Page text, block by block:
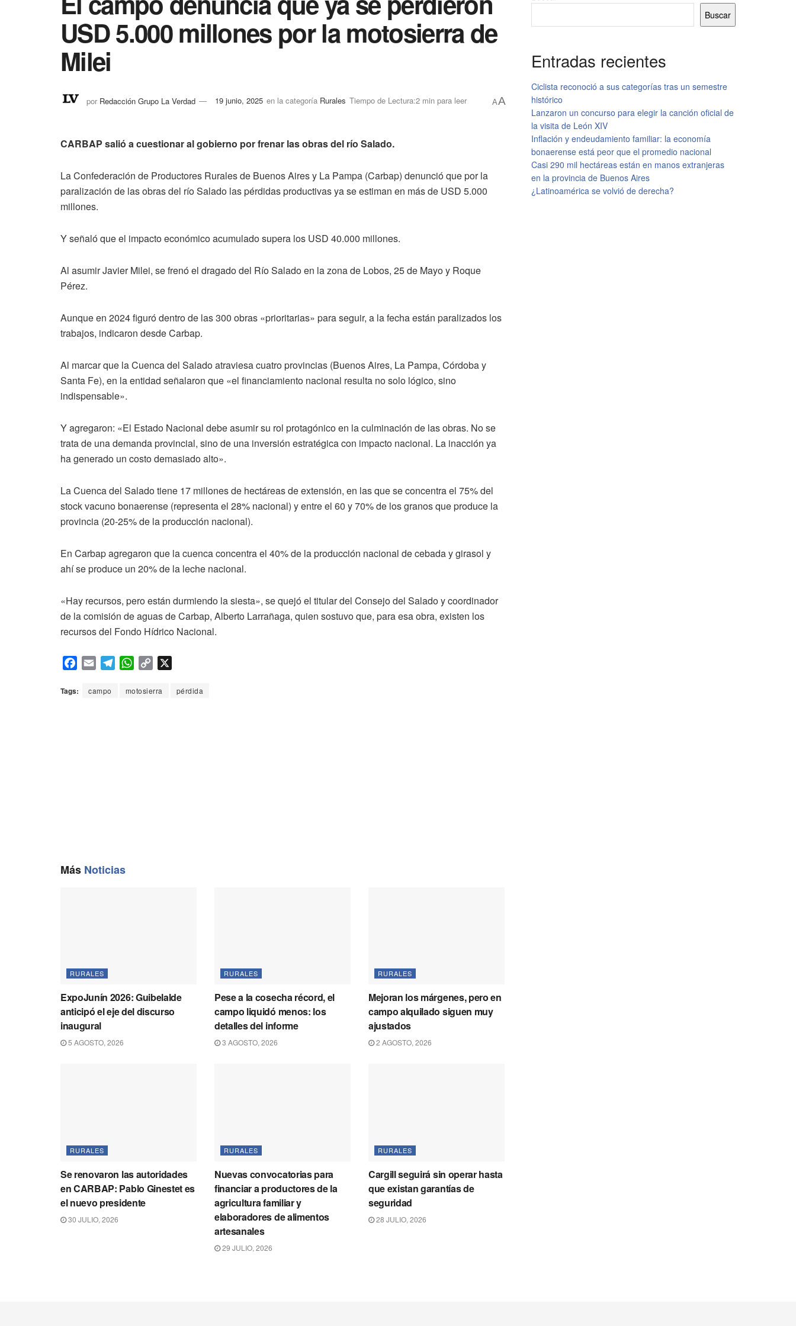
USD 5.000 millones por la motosierra de
Milei
por Redacción Grupo La Verdad 19 junio, 2025 en la categoría Rurales Tiempo de Lectura:2 min para leer AA
CARBAP salió a cuestionar al gobierno por frenar las obras del río Salado.
La Confederación de Productores Rurales de Buenos Aires y La Pampa (Carbap) denunció que por la
paralización de las obras del río Salado las pérdidas productivas ya se estiman en más de USD 5.000
millones.
Y señaló que el impacto económico acumulado supera los USD 40.000 millones.
Al asumir Javier Milei, se frenó el dragado del Río Salado en la zona de Lobos, 25 de Mayo y Roque
Pérez.
Aunque en 2024 figuró dentro de las 300 obras «prioritarias» para seguir, a la fecha están paralizados los
trabajos, indicaron desde Carbap.
Al marcar que la Cuenca del Salado atraviesa cuatro provincias (Buenos Aires, La Pampa, Córdoba y
Santa Fe), en la entidad señalaron que «el financiamiento nacional resulta no solo lógico, sino
indispensable».
Y agregaron: «El Estado Nacional debe asumir su rol protagónico en la culminación de las obras. No se
trata de una demanda provincial, sino de una inversión estratégica con impacto nacional. La inacción ya
ha generado un costo demasiado alto».
La Cuenca del Salado tiene 17 millones de hectáreas de extensión, en las que se concentra el 75% del
stock vacuno bonaerense (representa el 28% nacional) y entre el 60 y 70% de los granos que produce la
provincia (20-25% de la producción nacional).
En Carbap agregaron que la cuenca concentra el 40% de la producción nacional de cebada y girasol y
ahí se produce un 20% de la leche nacional.
«Hay recursos, pero están durmiendo la siesta», se quejó el titular del Consejo del Salado y coordinador
de la comisión de aguas de Carbap, Alberto Larrañaga, quien sostuvo que, para esa obra, existen los
recursos del Fondo Hídrico Nacional.
c
a
W
a
p
Tags: campo motosierra pérdida
Más Noticias
RURALES
ExpoJunín 2026: Guibelalde
anticipó el eje del discurso
inaugural
5 AGOSTO, 2026
RURALES
Pese a la cosecha récord, el
campo liquidó menos: los
detalles del informe
3 AGOSTO, 2026
RURALES
Mejoran los márgenes, pero en
campo alquilado siguen muy
ajustados
2 AGOSTO, 2026
RURALES
Se renovaron las autoridades
en CARBAP: Pablo Ginestet es
el nuevo presidente
30 JULIO, 2026
RURALES
Nuevas convocatorias para
financiar a productores de la
agricultura familiar y
elaboradores de alimentos
artesanales
29 JULIO, 2026
RURALES
Cargill seguirá sin operar hasta
que existan garantías de
seguridad
28 JULIO, 2026
Buscar
Entradas recientes
Ciclista reconoció a sus categorías tras un semestre
histórico
Lanzaron un concurso para elegir la canción oficial de
la visita de León XIV
Inflación y endeudamiento familiar: la economía
bonaerense está peor que el promedio nacional
Casi 290 mil hectáreas están en manos extranjeras
en la provincia de Buenos Aires
¿Latinoamérica se volvió de derecha?